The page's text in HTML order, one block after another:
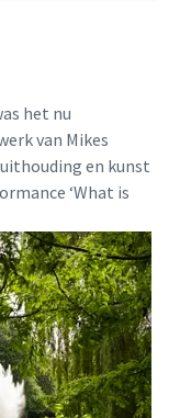
het nu
van Mikes
en kunst
‘What is